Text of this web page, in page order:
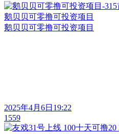
鹅贝贝可零撸可投资项目
鹅贝贝可零撸可投资项目
2025年4月6日19:22
1559